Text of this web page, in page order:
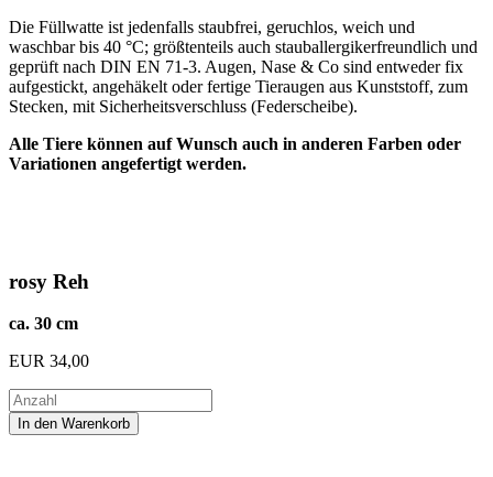
Die Füllwatte ist jedenfalls staubfrei, geruchlos, weich und
waschbar bis 40 °C; größtenteils auch stauballergikerfreundlich und
geprüft nach DIN EN 71-3. Augen, Nase & Co sind entweder fix
aufgestickt, angehäkelt oder fertige Tieraugen aus Kunststoff, zum
Stecken, mit Sicherheitsverschluss (Federscheibe).
Alle Tiere können auf Wunsch auch in anderen Farben oder
Variationen angefertigt werden.
rosy Reh
ca. 30 cm
EUR 34,00